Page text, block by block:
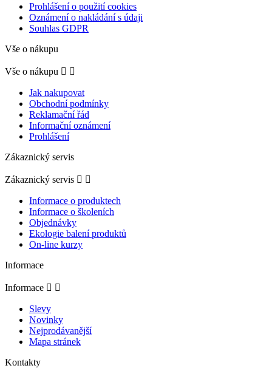
Prohlášení o použití cookies
Oznámení o nakládání s údaji
Souhlas GDPR
Vše o nákupu
Vše o nákupu  
Jak nakupovat
Obchodní podmínky
Reklamační řád
Informační oznámení
Prohlášení
Zákaznický servis
Zákaznický servis  
Informace o produktech
Informace o školeních
Objednávky
Ekologie balení produktů
On-line kurzy
Informace
Informace  
Slevy
Novinky
Nejprodávanější
Mapa stránek
Kontakty